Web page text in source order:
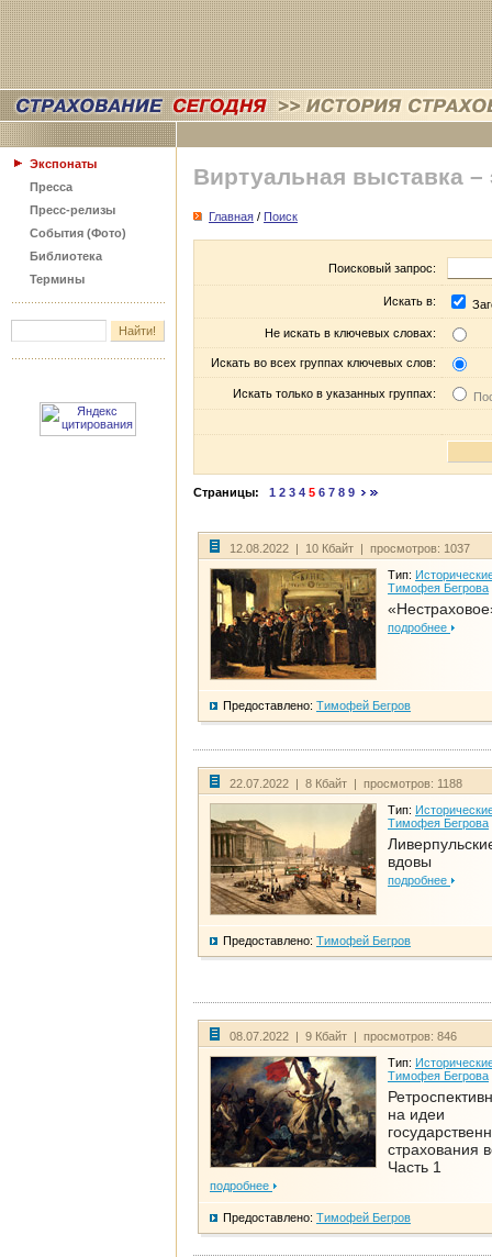
Экспонаты
Пресса
Пресс-релизы
События (Фото)
Библиотека
Термины
Виртуальная выставка –
Главная / Поиск
Поисковый запрос:
Искать в:
Не искать в ключевых словах:
Искать во всех группах ключевых слов:
Искать только в указанных группах:
Страницы: 1 2 3 4 5 6 7 8 9
12.08.2022 | 10 Кбайт | просмотров: 1037
Тип:
Тимофея Бегрова
подробнее
Предоставлено: Тимофей Бегров
22.07.2022 | 8 Кбайт | просмотров: 1188
Тип:
Тимофея Бегрова
вдовы
подробнее
Предоставлено: Тимофей Бегров
08.07.2022 | 9 Кбайт | просмотров: 846
Тип:
Тимофея Бегрова
на идеи
страхования
Часть 1
подробнее
Предоставлено: Тимофей Бегров